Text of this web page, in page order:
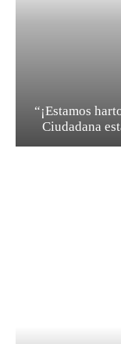
“¡Estamos
Ciudadana